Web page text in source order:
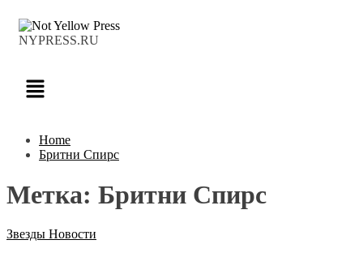
NYPRESS.RU
Home
Бритни Спирс
Метка: Бритни Спирс
Звезды Новости